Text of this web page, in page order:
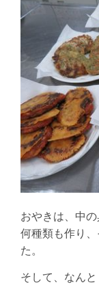
おやきは、中
何種類も作り
た。
そして、なん